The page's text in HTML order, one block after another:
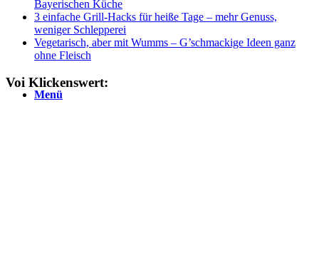
Menü
Bayerischen Küche
3 einfache Grill-Hacks für heiße Tage – mehr Genuss,
weniger Schlepperei
Vegetarisch, aber mit Wumms – G’schmackige Ideen ganz
ohne Fleisch
Voi Klickenswert: